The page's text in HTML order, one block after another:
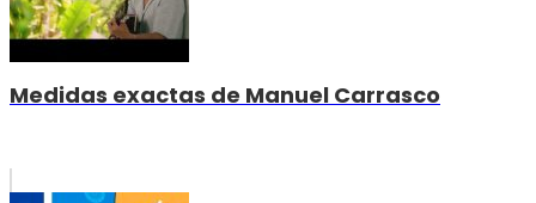
Medidas exactas de Manuel Carrasco